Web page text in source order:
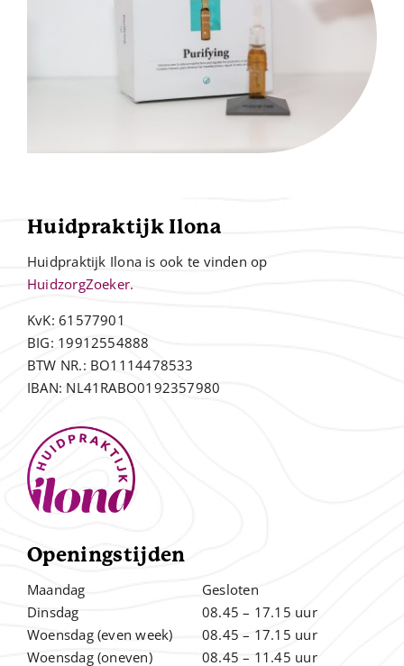
Huidpraktijk Ilona
Huidpraktijk Ilona is ook te vinden op
HuidzorgZoeker.
KvK: 61577901
BIG: 19912554888
BTW NR.: BO1114478533
IBAN: NL41RABO0192357980
Openingstijden
Maandag
Dinsdag
Woensdag (even week)
Woensdag (oneven)
Gesloten
08.45 – 17.15 uur
08.45 – 17.15 uur
08.45 – 11.45 uur